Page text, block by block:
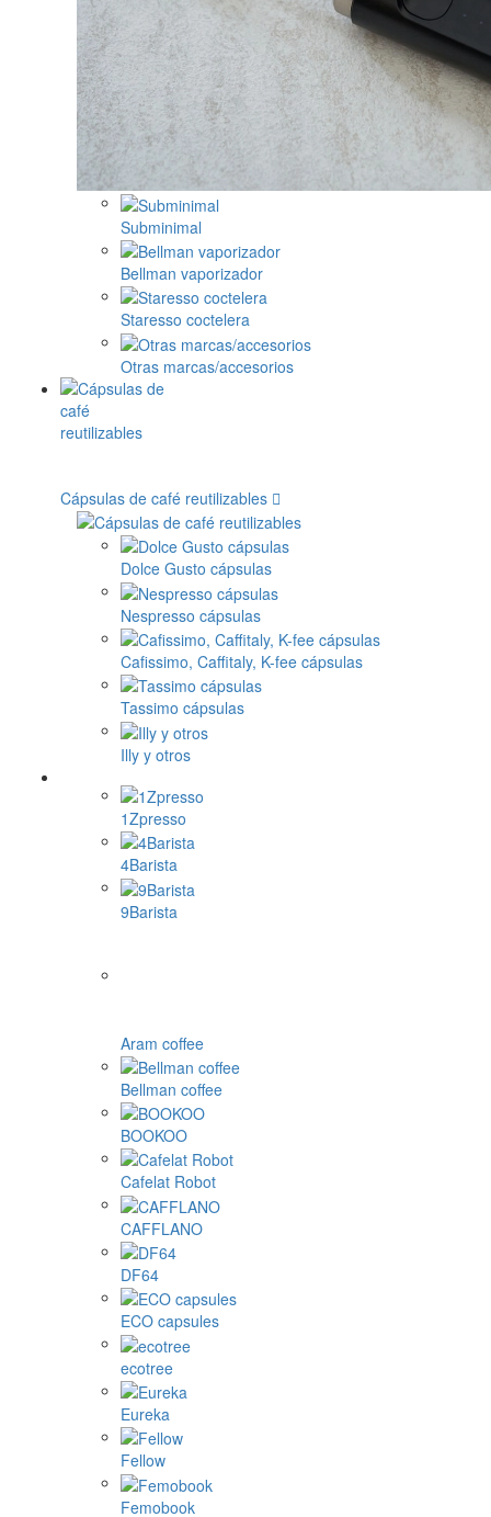
Subminimal
Bellman vaporizador
Staresso coctelera
Otras marcas/accesorios
Cápsulas de café reutilizables
Dolce Gusto cápsulas
Nespresso cápsulas
Cafissimo, Caffitaly, K-fee cápsulas
Tassimo cápsulas
Illy y otros
1Zpresso
4Barista
9Barista
Aram coffee
Bellman coffee
BOOKOO
Cafelat Robot
CAFFLANO
DF64
ECO capsules
ecotree
Eureka
Fellow
Femobook